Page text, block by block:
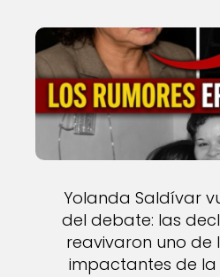
Yolanda Saldívar
del debate: las
reavivaron uno de
impactantes de la